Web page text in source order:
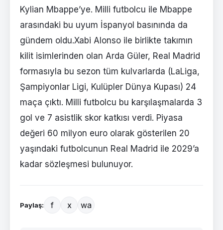
Kylian Mbappe’ye. Milli futbolcu ile Mbappe
arasındaki bu uyum İspanyol basınında da
gündem oldu.Xabi Alonso ile birlikte takımın
kilit isimlerinden olan Arda Güler, Real Madrid
formasıyla bu sezon tüm kulvarlarda (LaLiga,
Şampiyonlar Ligi, Kulüpler Dünya Kupası) 24
maça çıktı. Milli futbolcu bu karşılaşmalarda 3
gol ve 7 asistlik skor katkısı verdi. Piyasa
değeri 60 milyon euro olarak gösterilen 20
yaşındaki futbolcunun Real Madrid ile 2029’a
kadar sözleşmesi bulunuyor.
Paylaş: f x wa